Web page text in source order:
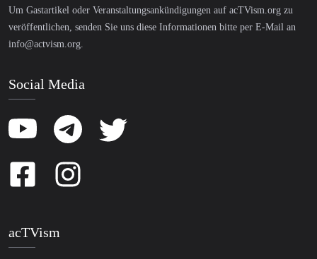
Um Gastartikel oder Veranstaltungsankündigungen auf acTVism.org zu
veröffentlichen, senden Sie uns diese Informationen bitte per E-Mail an
info@actvism.org.
Social Media
acTVism